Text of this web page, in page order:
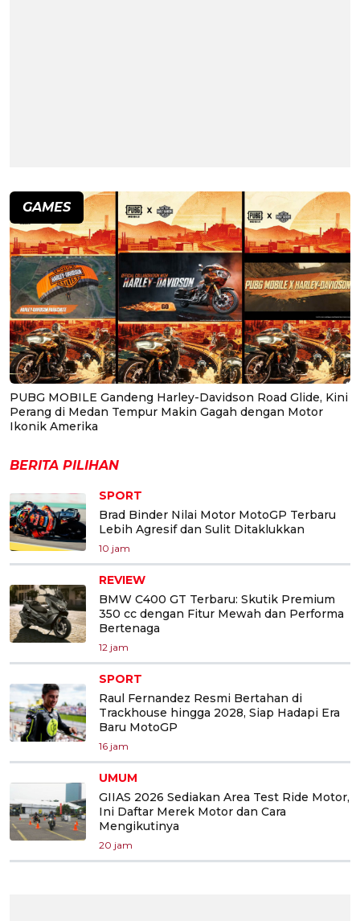
GAMES
PUBG MOBILE Gandeng Harley-Davidson Road Glide, Kini
Perang di Medan Tempur Makin Gagah dengan Motor
Ikonik Amerika
BERITA PILIHAN
SPORT
Brad Binder Nilai Motor MotoGP Terbaru
Lebih Agresif dan Sulit Ditaklukkan
10 jam
REVIEW
BMW C400 GT Terbaru: Skutik Premium
350 cc dengan Fitur Mewah dan Performa
Bertenaga
12 jam
SPORT
Raul Fernandez Resmi Bertahan di
Trackhouse hingga 2028, Siap Hadapi Era
Baru MotoGP
16 jam
UMUM
GIIAS 2026 Sediakan Area Test Ride Motor,
Ini Daftar Merek Motor dan Cara
Mengikutinya
20 jam